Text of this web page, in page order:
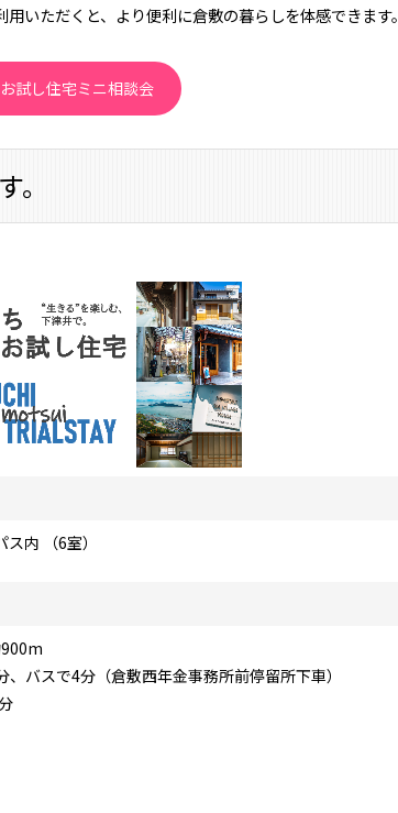
いただくと、より便利に倉敷の暮らしを体感できます。
お試し住宅ミニ相談会
内 （6室）
バスで4分（倉敷西年金事務所前停留所下車）